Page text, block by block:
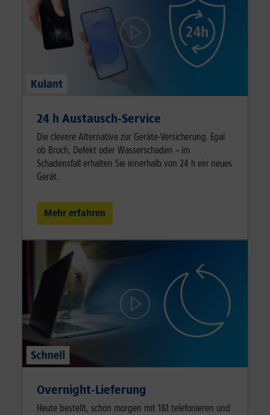
24 h Austausch-Service
Die clevere Alternative zur Geräte-Versicherung. Egal
ob Bruch, Defekt oder Wasserschaden – im
Schadensfall erhalten Sie innerhalb von 24 h ein neues
Gerät.
Mehr erfahren
Overnight-Lieferung
Heute bestellt, schon morgen mit 1&1 telefonieren und